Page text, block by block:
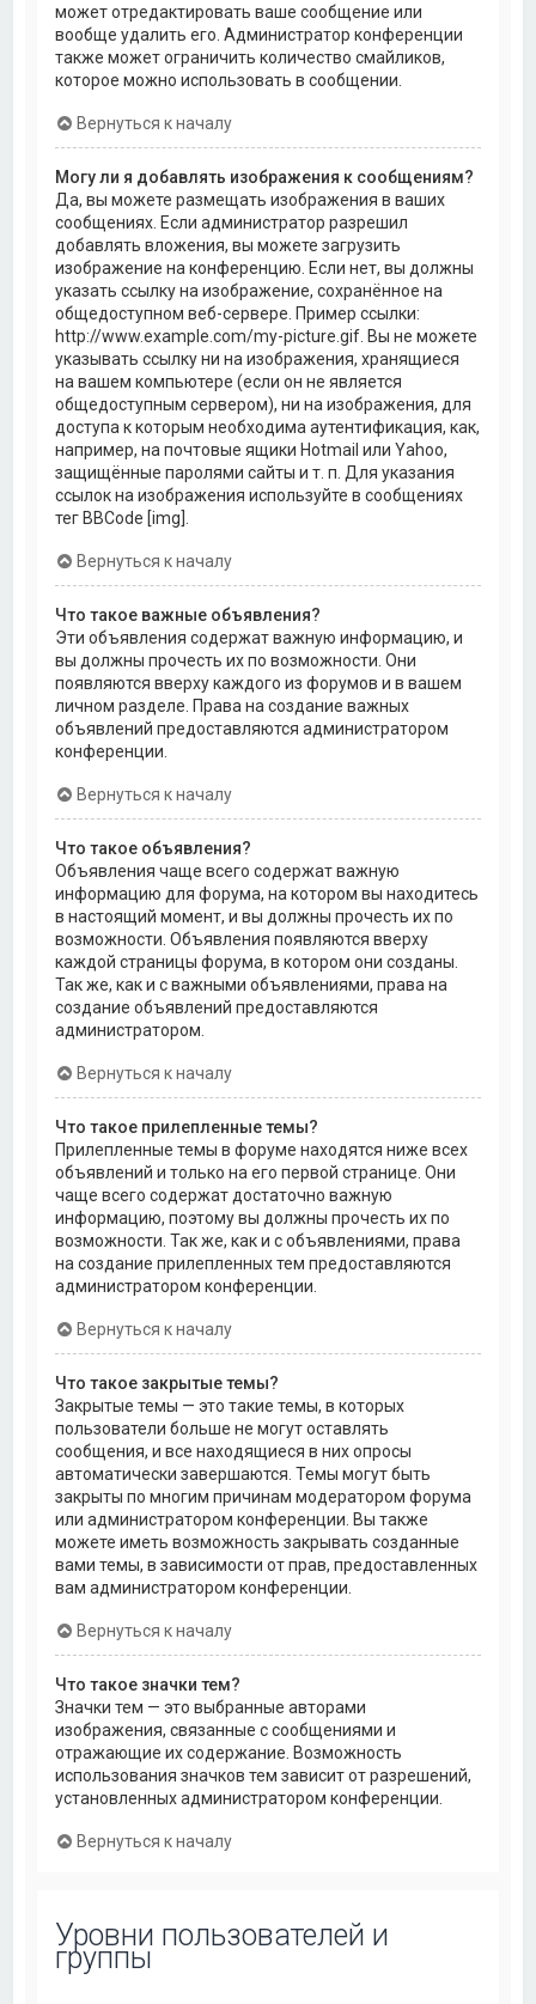
может отредактировать ваше сообщение или
вообще удалить его. Администратор конференции
также может ограничить количество смайликов,
которое можно использовать в сообщении.
Вернуться к началу
Могу ли я добавлять изображения к сообщениям?
Да, вы можете размещать изображения в ваших
сообщениях. Если администратор разрешил
добавлять вложения, вы можете загрузить
изображение на конференцию. Если нет, вы должны
указать ссылку на изображение, сохранённое на
общедоступном веб-сервере. Пример ссылки:
http://www.example.com/my-picture.gif. Вы не можете
указывать ссылку ни на изображения, хранящиеся
на вашем компьютере (если он не является
общедоступным сервером), ни на изображения, для
доступа к которым необходима аутентификация, как,
например, на почтовые ящики Hotmail или Yahoo,
защищённые паролями сайты и т. п. Для указания
ссылок на изображения используйте в сообщениях
тег BBCode [img].
Вернуться к началу
Что такое важные объявления?
Эти объявления содержат важную информацию, и
вы должны прочесть их по возможности. Они
появляются вверху каждого из форумов и в вашем
личном разделе. Права на создание важных
объявлений предоставляются администратором
конференции.
Вернуться к началу
Что такое объявления?
Объявления чаще всего содержат важную
информацию для форума, на котором вы находитесь
в настоящий момент, и вы должны прочесть их по
возможности. Объявления появляются вверху
каждой страницы форума, в котором они созданы.
Так же, как и с важными объявлениями, права на
создание объявлений предоставляются
администратором.
Вернуться к началу
Что такое прилепленные темы?
Прилепленные темы в форуме находятся ниже всех
объявлений и только на его первой странице. Они
чаще всего содержат достаточно важную
информацию, поэтому вы должны прочесть их по
возможности. Так же, как и с объявлениями, права
на создание прилепленных тем предоставляются
администратором конференции.
Вернуться к началу
Что такое закрытые темы?
Закрытые темы — это такие темы, в которых
пользователи больше не могут оставлять
сообщения, и все находящиеся в них опросы
автоматически завершаются. Темы могут быть
закрыты по многим причинам модератором форума
или администратором конференции. Вы также
можете иметь возможность закрывать созданные
вами темы, в зависимости от прав, предоставленных
вам администратором конференции.
Вернуться к началу
Что такое значки тем?
Значки тем — это выбранные авторами
изображения, связанные с сообщениями и
отражающие их содержание. Возможность
использования значков тем зависит от разрешений,
установленных администратором конференции.
Вернуться к началу
Уровни пользователей и
группы